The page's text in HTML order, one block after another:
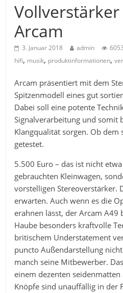
Arcam
3. Januar 2018 admin
hifi, musik, produktinformationen,
Arcam präsentiert mit dem
Spitzenmodell eines gut
Dabei soll eine potente
Signalverarbeitung und somit
Klangqualität sorgen. Ob dem
getestet.
5.500 Euro – das ist nicht
gebrauchten Kleinwagen,
vorstelligen Stereoverstärker.
erwarten. Auch wenn es die
erahnen lässt, der Arcam
Haube besonders kraftvolle
britischem Understatement
puncto Außendarstellung
manch seine Mitbewerber.
einem dezenten seidenmatten
Knöpfe sind unauffällig in der